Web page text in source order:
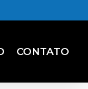
CONTATO